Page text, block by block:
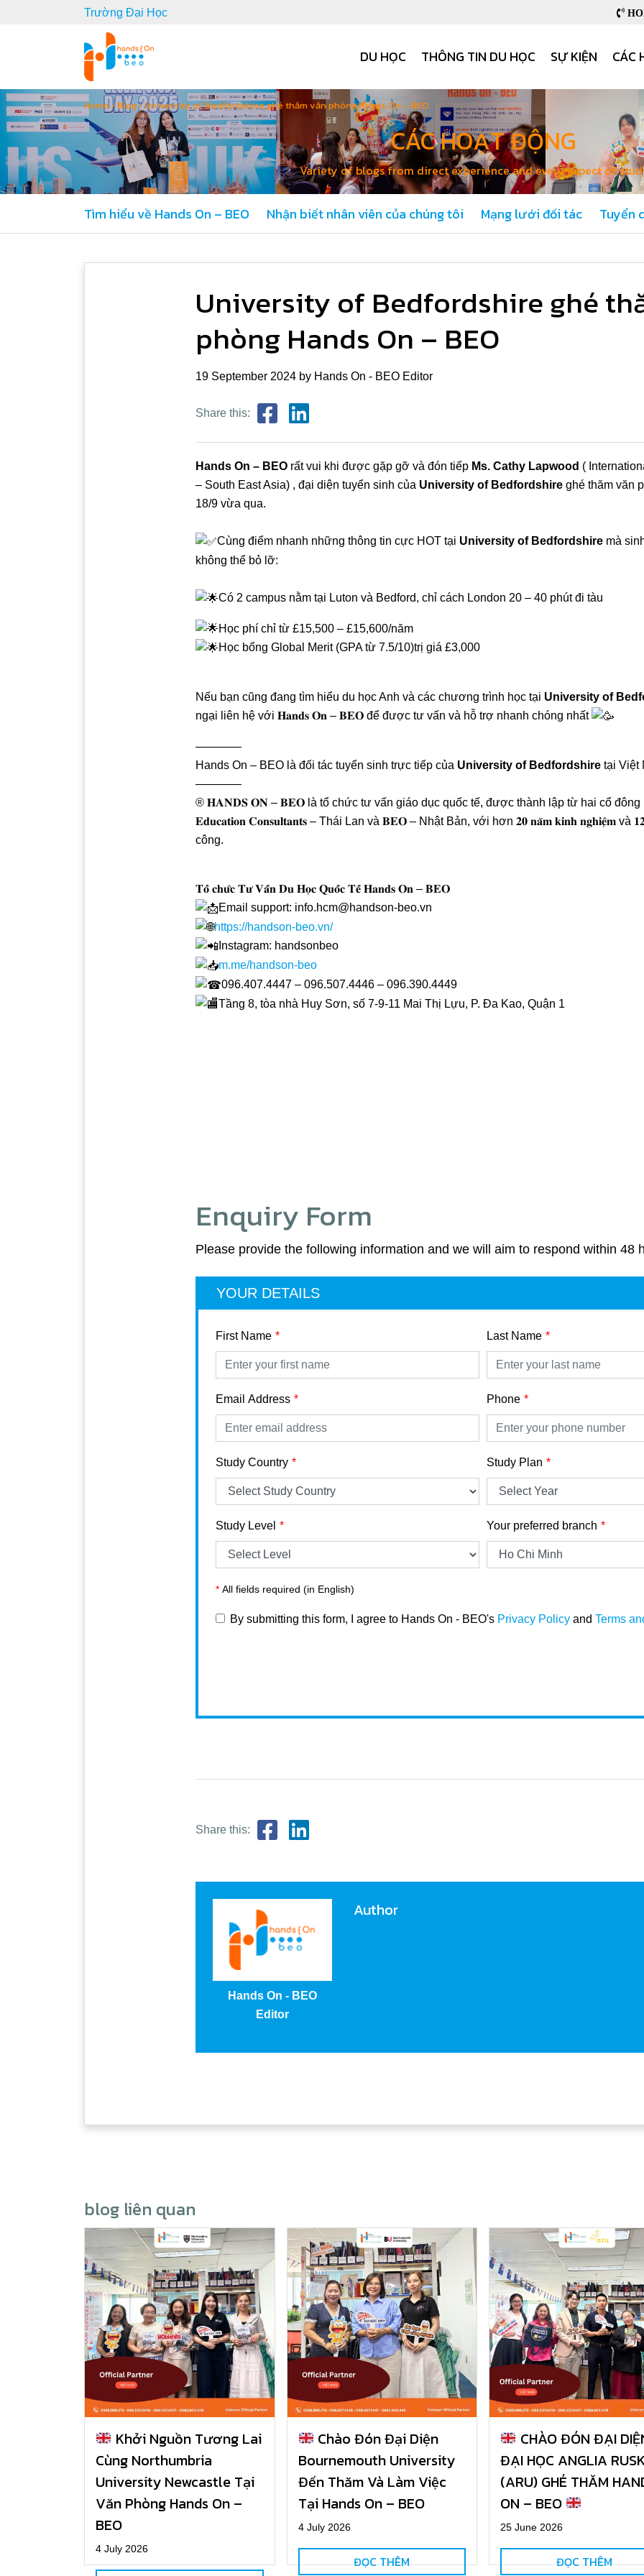
Trường Đại Học
DU HỌC THÔNG TIN DU HỌC SỰ KIỆN CÁC
Home›Blog›University of Bedfordshire ghé thăm văn phòng Hands On – BEO
CÁC HOẠT ĐỘNG
Variety of blogs from direct experience and every aspect of
Tìm hiểu về Hands On – BEO Nhận biết nhân viên của chúng tôi Mạng lưới đối tác Tuyển
University of Bedfordshire ghé
phòng Hands On – BEO
19 September 2024 by Hands On - BEO Editor
Share this:
Hands On – BEO rất vui khi được gặp gỡ và đón tiếp Ms. Cathy Lapwood (
– South East Asia) , đại diện tuyển sinh của University of Bedfordshire ghé thăm văn
18/9 vừa qua.
Cùng điểm nhanh những thông tin cực HOT tại University of Bedfordshire mà
không thể bỏ lỡ:
Có 2 campus nằm tại Luton và Bedford, chỉ cách London 20 – 40 phút đi tàu
Học phí chỉ từ £15,500 – £15,600/năm
Học bổng Global Merit (GPA từ 7.5/10)trị giá £3,000
Nếu bạn cũng đang tìm hiểu du học Anh và các chương trình học tại University of
ngại liên hệ với 𝐇𝐚𝐧𝐝𝐬 𝐎𝐧 – 𝐁𝐄𝐎 để được tư vấn và hỗ trợ nhanh chóng nhất
————
Hands On – BEO là đối tác tuyển sinh trực tiếp của University of Bedfordshire tại Việt
————
® 𝐇𝐀𝐍𝐃𝐒 𝐎𝐍 – 𝐁𝐄𝐎 là tổ chức tư vấn giáo dục quốc tế, được thành lập từ hai cổ đông
𝐄𝐝𝐮𝐜𝐚𝐭𝐢𝐨𝐧 𝐂𝐨𝐧𝐬𝐮𝐥𝐭𝐚𝐧𝐭𝐬 – Thái Lan và 𝐁𝐄𝐎 – Nhật Bản, với hơn 𝟐𝟎 𝐧𝐚̆𝐦 𝐤𝐢𝐧𝐡 𝐧𝐠𝐡𝐢𝐞̣̂𝐦 và
công.
𝐓𝐨̂̉ 𝐜𝐡𝐮̛́𝐜 𝐓𝐮̛ 𝐕𝐚̂́𝐧 𝐃𝐮 𝐇𝐨̣𝐜 𝐐𝐮𝐨̂́𝐜 𝐓𝐞̂́ 𝐇𝐚𝐧𝐝𝐬 𝐎𝐧 – 𝐁𝐄𝐎
Email support: info.hcm@handson-beo.vn
https://handson-beo.vn/
Instagram: handsonbeo
m.me/handson-beo
096.407.4447 – 096.507.4446 – 096.390.4449
Tầng 8, tòa nhà Huy Sơn, số 7-9-11 Mai Thị Lựu, P. Đa Kao, Quận 1
Enquiry Form
Please provide the following information and we will aim to respond within 48
YOUR DETAILS
First Name Last Name
Email Address Phone
Study Country Study Plan
Study Level Your preferred branch
* All fields required (in English)
By submitting this form, I agree to Hands On - BEO's Privacy Policy and Terms
Share this:
Hands On - BEO
Editor
Author
blog liên quan
Khởi Nguồn Tương Lai
Cùng Northumbria
University Newcastle Tại
Văn Phòng Hands On –
BEO
4 July 2026
Chào Đón Đại Diện
Bournemouth University
Đến Thăm Và Làm Việc
Tại Hands On – BEO
4 July 2026
ĐỌC THÊM
CHÀO ĐÓN ĐẠI
ĐẠI HỌC ANGLIA
(ARU) GHÉ THĂM
ON – BEO
25 June 2026
ĐỌC THÊM